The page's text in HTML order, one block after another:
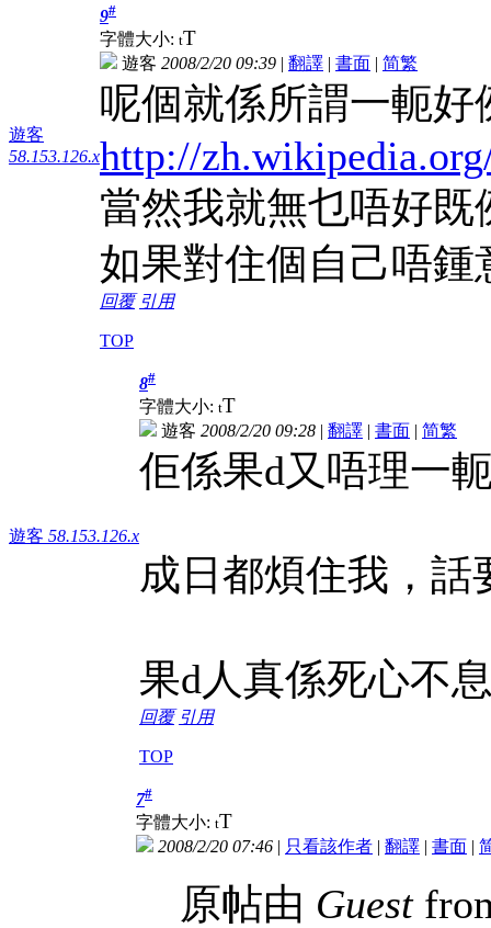
遊客
58.153.126.x
9#
字體大小: tT
遊客 2008/2/20 09:39 | 翻譯 | 書面 | 简繁
呢個就係所謂一軛好
http://
當然我就無乜唔好
如果對住個自己唔
回覆 引用
TOP
遊客 58.153.126.x
8#
字體大小: tT
遊客 2008/2/20 09:28 | 翻譯 | 書面 | 简繁
佢係果d又唔理一
成日都煩住我，話
果d人真係死心不
回覆 引用
TOP
7#
字體大小: tT
2008/2/20 07:46 | 只看該作者 | 翻譯 | 書面 |
原帖由 Guest